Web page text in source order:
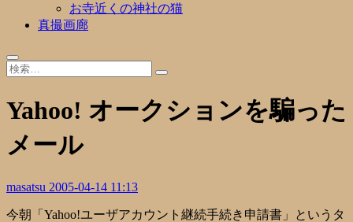
お寺近くの神社の猫
真撮画廊
Yahoo! オークションを騙った
メール
masatsu 2005-04-14 11:13
今朝「Yahoo!ユーザアカウント継続手続き申請書」というタ